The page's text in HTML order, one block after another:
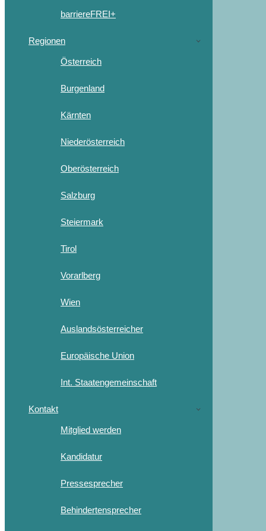
barriereFREI+
Regionen
Österreich
Burgenland
Kärnten
Niederösterreich
Oberösterreich
Salzburg
Steiermark
Tirol
Vorarlberg
Wien
Auslandsösterreicher
Europäische Union
Int. Staatengemeinschaft
Kontakt
Mitglied werden
Kandidatur
Pressesprecher
Behindertensprecher